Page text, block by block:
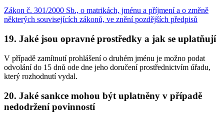
Zákon č. 301/2000 Sb., o matrikách, jménu a příjmení a o změně
některých souvisejících zákonů, ve znění pozdějších předpisů
19. Jaké jsou opravné prostředky a jak se uplatňují
V případě zamítnutí prohlášení o druhém jménu je možno podat
odvolání do 15 dnů ode dne jeho doručení prostřednictvím úřadu,
který rozhodnutí vydal.
20. Jaké sankce mohou být uplatněny v případě
nedodržení povinností